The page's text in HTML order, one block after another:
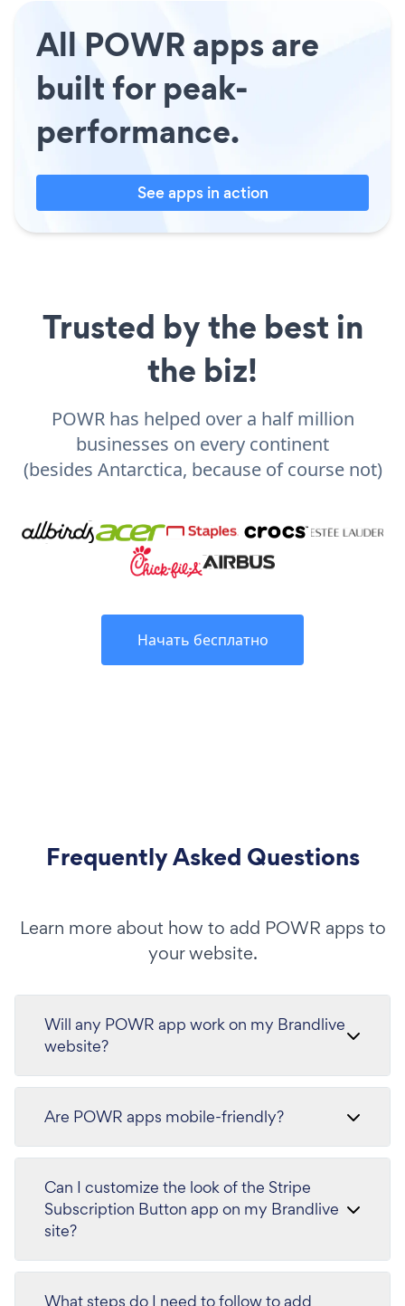
All POWR apps are
built for peak-
performance.
See apps in action
Trusted by the best in
the biz!
POWR has helped over a half million
businesses on every continent
(besides Antarctica, because of course not)
Начать бесплатно
Frequently Asked Questions
Learn more about how to add POWR apps to
your website.
Will any POWR app work on my Brandlive
website?
Are POWR apps mobile-friendly?
Can I customize the look of the Stripe
Subscription Button app on my Brandlive
site?
What steps do I need to follow to add